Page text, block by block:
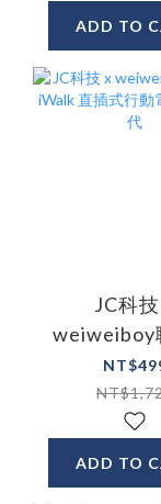
ADD TO
JC科
weiweiboy
iWalk 直插
源 Pro
ADD TO